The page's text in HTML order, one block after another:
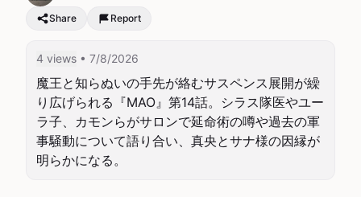
Share Report
4 views • 7/8/2026
魔王と知らぬいの手先が絡むサスペンス展開が繰
り広げられる『MAO』第14話。シラス隊医やユー
ラ子、カモンらがサロンで延命術の噂や過去の軍
事騒動について語り合い、真央とサナ様の因縁が
明らかになる。